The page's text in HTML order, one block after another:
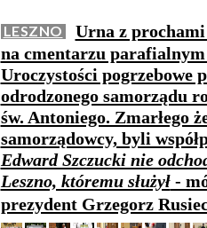
LESZNO
Urna z prochami
na cmentarzu
Uroczystości pogrzebowe
odrodzonego samorządu
św. Antoniego. Zmarłego
samorządowcy, byli
Edward Szczucki nie
Leszno, któremu służył-
prezydent Grzegorz